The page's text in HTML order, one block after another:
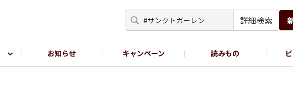
詳細検索
お知らせ キャンペーン 読みもの